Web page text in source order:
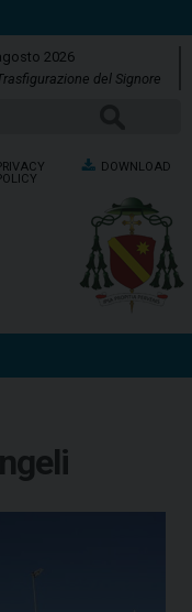
2026
del Signore
DOWNLOAD